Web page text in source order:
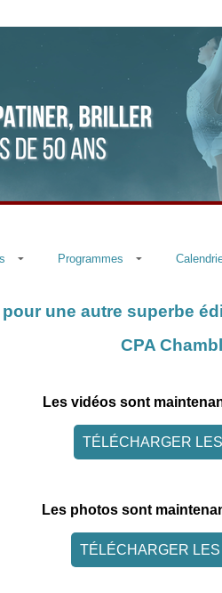
Programmes
une autre superbe
CPA
Les vidéos sont
TÉLÉCHARGER
Les photos sont
TÉLÉCHARGER